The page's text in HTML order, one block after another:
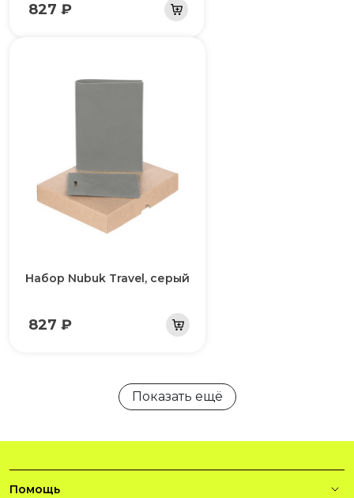
827 ₽
Набор Nubuk Travel, серый
827 ₽
Показать ещё
Помощь